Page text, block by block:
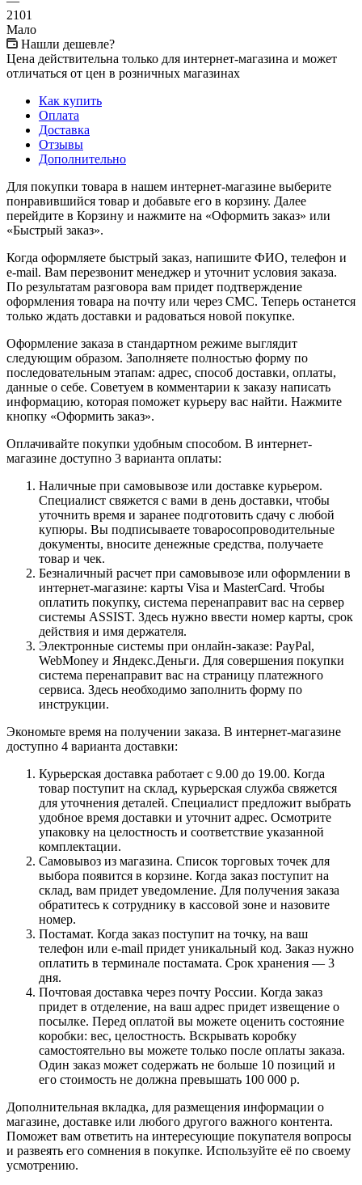
2101
Мало
Нашли дешевле?
Цена действительна только для интернет-магазина и может
отличаться от цен в розничных магазинах
Как купить
Оплата
Доставка
Отзывы
Дополнительно
Для покупки товара в нашем интернет-магазине выберите
понравившийся товар и добавьте его в корзину. Далее
перейдите в Корзину и нажмите на «Оформить заказ» или
«Быстрый заказ».
Когда оформляете быстрый заказ, напишите ФИО, телефон и
e-mail. Вам перезвонит менеджер и уточнит условия заказа.
По результатам разговора вам придет подтверждение
оформления товара на почту или через СМС. Теперь останется
только ждать доставки и радоваться новой покупке.
Оформление заказа в стандартном режиме выглядит
следующим образом. Заполняете полностью форму по
последовательным этапам: адрес, способ доставки, оплаты,
данные о себе. Советуем в комментарии к заказу написать
информацию, которая поможет курьеру вас найти. Нажмите
кнопку «Оформить заказ».
Оплачивайте покупки удобным способом. В интернет-
магазине доступно 3 варианта оплаты:
Наличные при самовывозе или доставке курьером.
Специалист свяжется с вами в день доставки, чтобы
уточнить время и заранее подготовить сдачу с любой
купюры. Вы подписываете товаросопроводительные
документы, вносите денежные средства, получаете
товар и чек.
Безналичный расчет при самовывозе или оформлении в
интернет-магазине: карты Visa и MasterCard. Чтобы
оплатить покупку, система перенаправит вас на сервер
системы ASSIST. Здесь нужно ввести номер карты, срок
действия и имя держателя.
Электронные системы при онлайн-заказе: PayPal,
WebMoney и Яндекс.Деньги. Для совершения покупки
система перенаправит вас на страницу платежного
сервиса. Здесь необходимо заполнить форму по
инструкции.
Экономьте время на получении заказа. В интернет-магазине
доступно 4 варианта доставки:
Курьерская доставка работает с 9.00 до 19.00. Когда
товар поступит на склад, курьерская служба свяжется
для уточнения деталей. Специалист предложит выбрать
удобное время доставки и уточнит адрес. Осмотрите
упаковку на целостность и соответствие указанной
комплектации.
Самовывоз из магазина. Список торговых точек для
выбора появится в корзине. Когда заказ поступит на
склад, вам придет уведомление. Для получения заказа
обратитесь к сотруднику в кассовой зоне и назовите
номер.
Постамат. Когда заказ поступит на точку, на ваш
телефон или e-mail придет уникальный код. Заказ нужно
оплатить в терминале постамата. Срок хранения — 3
дня.
Почтовая доставка через почту России. Когда заказ
придет в отделение, на ваш адрес придет извещение о
посылке. Перед оплатой вы можете оценить состояние
коробки: вес, целостность. Вскрывать коробку
самостоятельно вы можете только после оплаты заказа.
Один заказ может содержать не больше 10 позиций и
его стоимость не должна превышать 100 000 р.
Дополнительная вкладка, для размещения информации о
магазине, доставке или любого другого важного контента.
Поможет вам ответить на интересующие покупателя вопросы
и развеять его сомнения в покупке. Используйте её по своему
усмотрению.